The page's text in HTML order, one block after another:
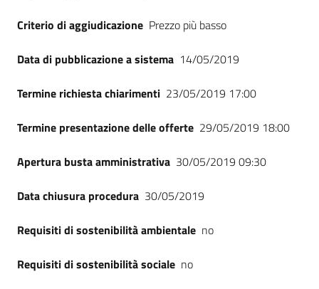
Seguici
su
Criterio di aggiudicazione Prezzo più basso
Data di pubblicazione a sistema 14/05/2019
Termine richiesta chiarimenti 23/05/2019 17:00
Termine presentazione delle offerte 29/05/2019 18:00
Apertura busta amministrativa 30/05/2019 09:30
Data chiusura procedura 30/05/2019
Requisiti di sostenibilità ambientale no
Requisiti di sostenibilità sociale no